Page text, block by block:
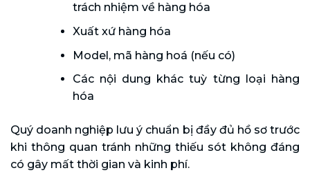
trách nhiệm về hàng hóa
Xuất xứ hàng hóa
Model, mã hàng hoá (nếu có)
Các nội dung khác tuỳ từng loại hàng
hóa
Quý doanh nghiệp lưu ý chuẩn bị đầy đủ hồ sơ trước
khi thông quan tránh những thiếu sót không đáng
có gây mất thời gian và kinh phí.